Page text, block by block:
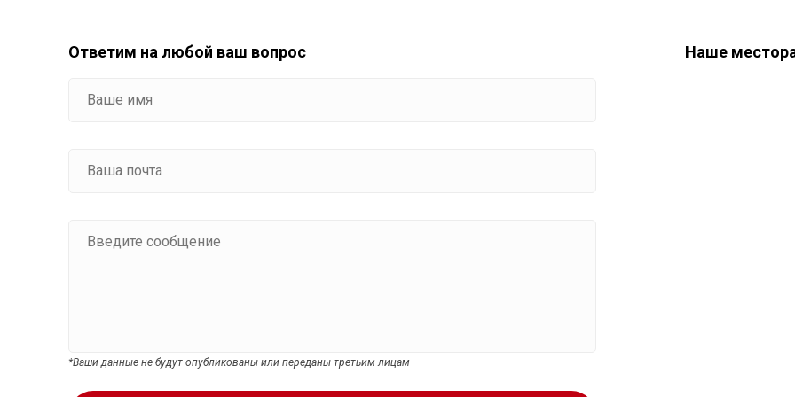
Ответим на любой ваш вопрос
*Ваши данные не будут опубликованы или переданы третьим лицам
Наше